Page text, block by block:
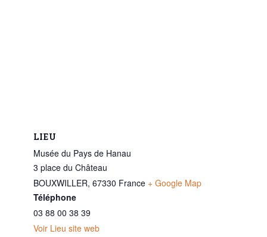
LIEU
Musée du Pays de Hanau
3 place du Château
BOUXWILLER, 67330 France + Google Map
Téléphone
03 88 00 38 39
Voir Lieu site web